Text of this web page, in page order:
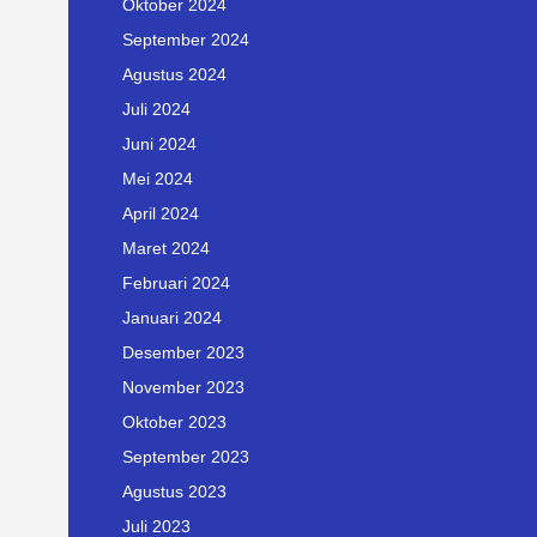
Oktober 2024
September 2024
Agustus 2024
Juli 2024
Juni 2024
Mei 2024
April 2024
Maret 2024
Februari 2024
Januari 2024
Desember 2023
November 2023
Oktober 2023
September 2023
Agustus 2023
Juli 2023